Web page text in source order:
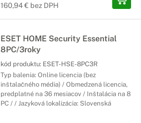
160,94 € bez DPH
ESET HOME Security Essential
8PC/3roky
kód produktu: ESET-HSE-8PC3R
Typ balenia: Online licencia (bez
inštalačného média) / Obmedzená licencia,
predplatné na 36 mesiacov / Inštalácia na 8
PC / / Jazyková lokalizácia: Slovenská